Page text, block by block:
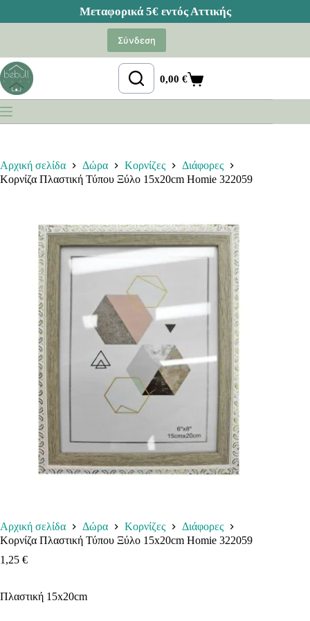
Σύνδεση
Καλάθι
Αγορών
0,00€
Αρχική σελίδα Δώρα Κορνίζες
Διάφορες
Κορνίζα Πλαστική Τύπου Ξύλο 15x20cm Homie 322059
Αρχική σελίδα Δώρα Κορνίζες
Διάφορες
Κορνίζα Πλαστική Τύπου Ξύλο 15x20cm Homie 322059
1,25 €
Πλαστική 15x20cm